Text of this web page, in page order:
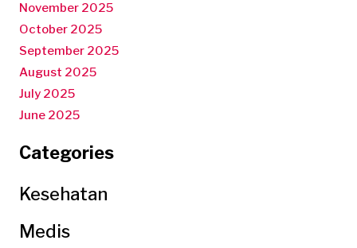
November 2025
October 2025
September 2025
August 2025
July 2025
June 2025
Categories
Kesehatan
Medis